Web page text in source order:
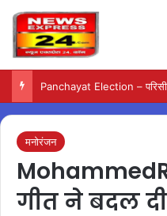
मनोरंजन
गीत ने बदल